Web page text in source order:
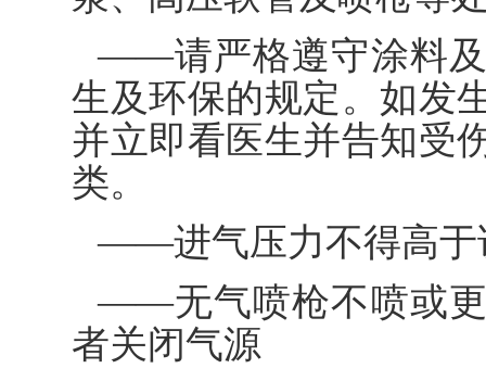
——请严格遵守涂料及
生及环保的规定。如发
并立即看医生并告知受
类。
——进气压力不得高于
——无气喷枪不喷或更
者关闭气源